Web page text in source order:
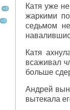
+3
+3
Катя уже
жаркими
седьмом
Катя
всаживал
больше
Андрей
вытекала